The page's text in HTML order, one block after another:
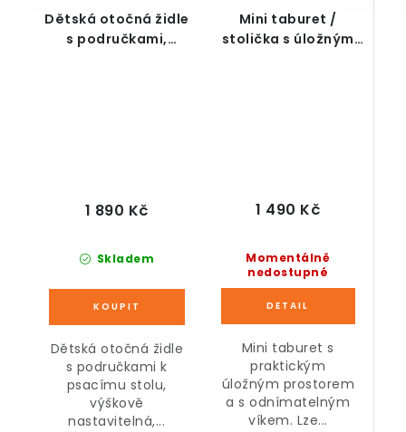
Dětská otočná židle
s područkami,
Skladem
1 890 Kč
Dětská otočná židle
s područkami k
psacímu stolu,
výškově
nastavitelná,...
Mini taburet /
stolička s úložným
Momentálně
nedostupné
1 490 Kč
Mini taburet s
praktickým
úložným prostorem
a s odnímatelným
víkem. Lze...